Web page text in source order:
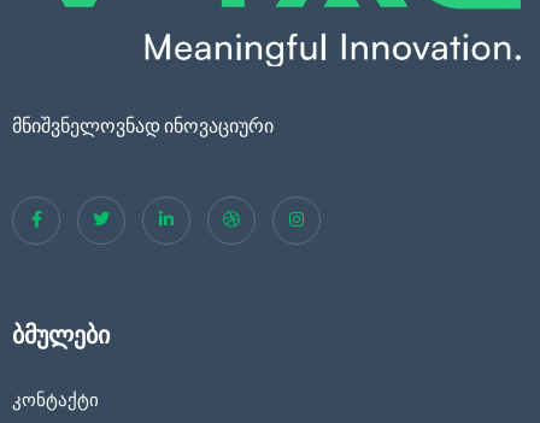
მნიშვნელოვნად ინოვაციური
ბმულები
კონტაქტი